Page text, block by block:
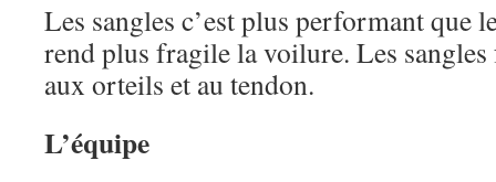
Les sangles c’est plus performant que
rend plus fragile la voilure. Les
aux orteils et au tendon.
L’équipe